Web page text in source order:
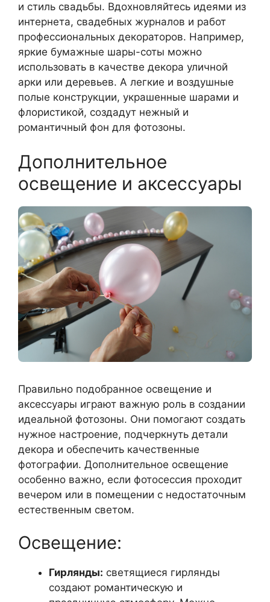
и стиль свадьбы. Вдохновляйтесь идеями из
интернета, свадебных журналов и работ
профессиональных декораторов. Например,
яркие бумажные шары-соты можно
использовать в качестве декора уличной
арки или деревьев. А легкие и воздушные
полые конструкции, украшенные шарами и
флористикой, создадут нежный и
романтичный фон для фотозоны.
Дополнительное
освещение и аксессуары
Правильно подобранное освещение и
аксессуары играют важную роль в создании
идеальной фотозоны. Они помогают создать
нужное настроение, подчеркнуть детали
декора и обеспечить качественные
фотографии. Дополнительное освещение
особенно важно, если фотосессия проходит
вечером или в помещении с недостаточным
естественным светом.
Освещение:
Гирлянды: светящиеся гирлянды
создают романтическую и